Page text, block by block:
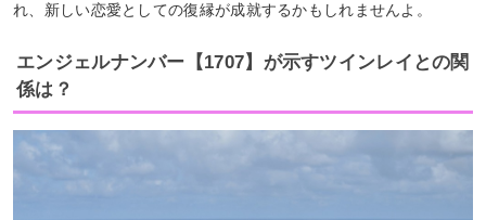
れ、新しい恋愛としての復縁が成就するかもしれませんよ。
エンジェルナンバー【1707】が示すツインレイとの関
係は？